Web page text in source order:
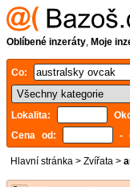
Oblíbené inzeráty, Moje
Co:
Lokalita:
Cena od:
-
Hlavní stránka > Zvířata >